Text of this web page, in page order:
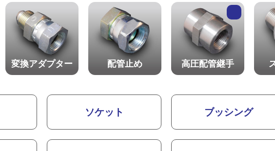
変換アダプター 配管止め 高圧配管継手
ソケット ブッシング